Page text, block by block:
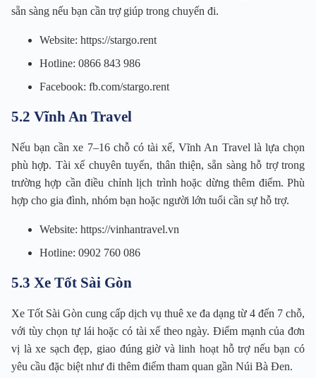
sẵn sàng nếu bạn cần trợ giúp trong chuyến đi.
Website: https://stargo.rent
Hotline: 0866 843 986
Facebook: fb.com/stargo.rent
5.2 Vĩnh An Travel
Nếu bạn cần xe 7–16 chỗ có tài xế, Vĩnh An Travel là lựa chọn
phù hợp. Tài xế chuyên tuyến, thân thiện, sẵn sàng hỗ trợ trong
trường hợp cần điều chỉnh lịch trình hoặc dừng thêm điểm. Phù
hợp cho gia đình, nhóm bạn hoặc người lớn tuổi cần sự hỗ trợ.
Website: https://vinhantravel.vn
Hotline: 0902 760 086
5.3 Xe Tốt Sài Gòn
Xe Tốt Sài Gòn cung cấp dịch vụ thuê xe đa dạng từ 4 đến 7 chỗ,
với tùy chọn tự lái hoặc có tài xế theo ngày. Điểm mạnh của đơn
vị là xe sạch đẹp, giao đúng giờ và linh hoạt hỗ trợ nếu bạn có
yêu cầu đặc biệt như đi thêm điểm tham quan gần Núi Bà Đen.